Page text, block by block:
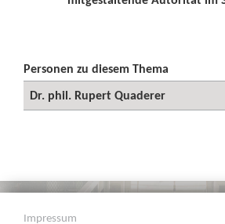
Personen zu diesem Thema
Dr. phil. Rupert Quaderer
Impressum